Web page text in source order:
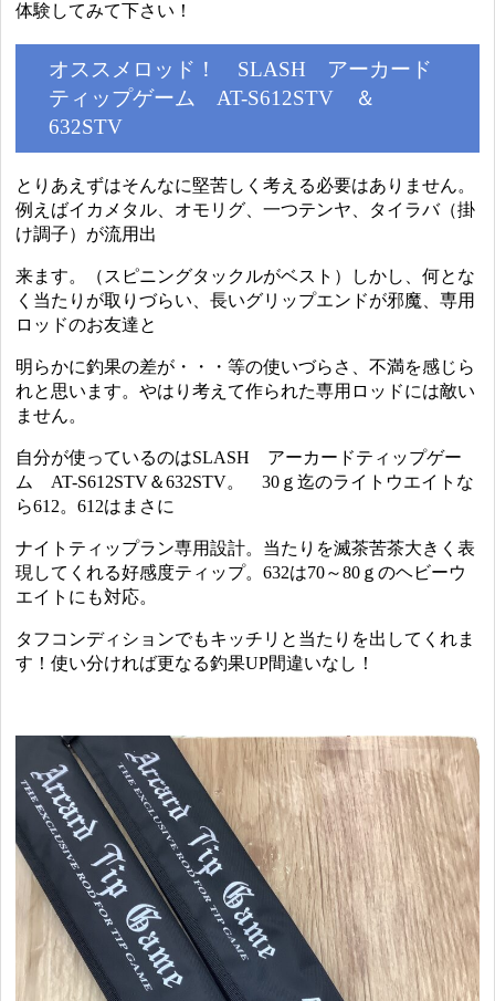
体験してみて下さい！
オススメロッド！ SLASH アーカード
ティップゲーム AT-S612STV ＆
632STV
とりあえずはそんなに堅苦しく考える必要はありません。
例えばイカメタル、オモリグ、一つテンヤ、タイラバ（掛
け調子）が流用出
来ます。（スピニングタックルがベスト）しかし、何とな
く当たりが取りづらい、長いグリップエンドが邪魔、専用
ロッドのお友達と
明らかに釣果の差が・・・等の使いづらさ、不満を感じら
れと思います。やはり考えて作られた専用ロッドには敵い
ません。
自分が使っているのはSLASH アーカードティップゲー
ム AT-S612STV＆632STV。 30ｇ迄のライトウエイトな
ら612。612はまさに
ナイトティップラン専用設計。当たりを滅茶苦茶大きく表
現してくれる好感度ティップ。632は70～80ｇのヘビーウ
エイトにも対応。
タフコンディションでもキッチリと当たりを出してくれま
す！使い分ければ更なる釣果UP間違いなし！